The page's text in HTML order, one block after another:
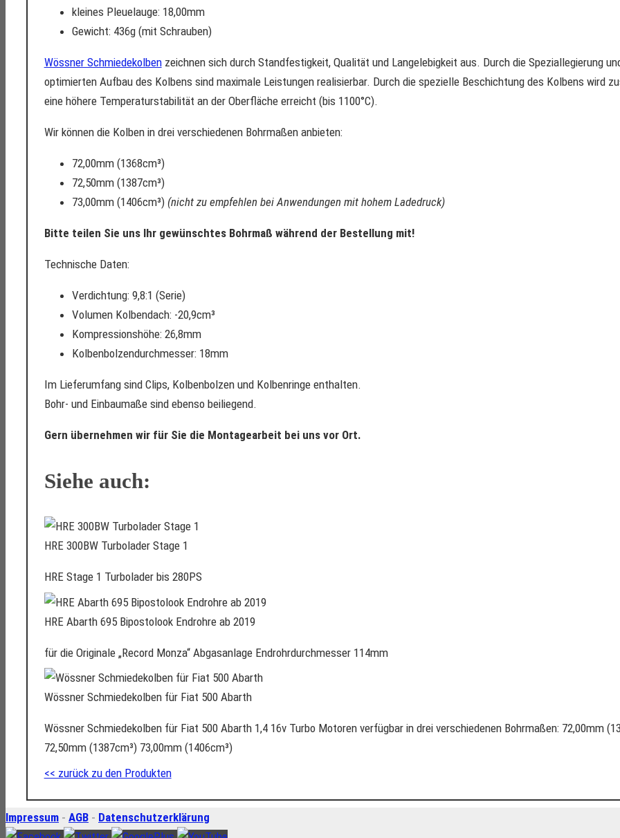
kleines Pleuelauge: 18,00mm
Gewicht: 436g (mit Schrauben)
Wössner Schmiedekolbenzeichnen sich durch Standfestigkeit, Qualität und Langelebigkeit aus. Durch die Speziallegierung
optimierten Aufbau des Kolbens sind maximale Leistungen realisierbar. Durch die spezielle Beschichtung des Kolbens wird
eine höhere Temperaturstabilität an der Oberfläche erreicht (bis 1100°C).
Wir können die Kolben in drei verschiedenen Bohrmaßen anbieten:
72,00mm (1368cm³)
72,50mm (1387cm³)
73,00mm (1406cm³) (nicht zu empfehlen bei Anwendungen mit hohem Ladedruck)
Bitte teilen Sie uns Ihr gewünschtes Bohrmaß während der Bestellung mit!
Technische Daten:
Verdichtung: 9,8:1 (Serie)
Volumen Kolbendach: -20,9cm³
Kompressionshöhe: 26,8mm
Kolbenbolzendurchmesser: 18mm
Im Lieferumfang sind Clips, Kolbenbolzen und Kolbenringe enthalten.
Bohr- und Einbaumaße sind ebenso beiliegend.
Gern übernehmen wir für Sie die Montagearbeit bei uns vor Ort.
Siehe auch:
HRE 300BW Turbolader Stage 1
HRE Stage 1 Turbolader bis 280PS
HRE Abarth 695 Bipostolook Endrohre ab 2019
für die Originale „Record Monza“ Abgasanlage Endrohrdurchmesser 114mm
Wössner Schmiedekolben für Fiat 500 Abarth
Wössner Schmiedekolben für Fiat 500 Abarth 1,4 16v Turbo Motoren verfügbar in drei verschiedenen Bohrmaßen: 72,00mm
72,50mm (1387cm³) 73,00mm (1406cm³)
<< zurück zu den Produkten
Impressum - AGB - Datenschutzerklärung